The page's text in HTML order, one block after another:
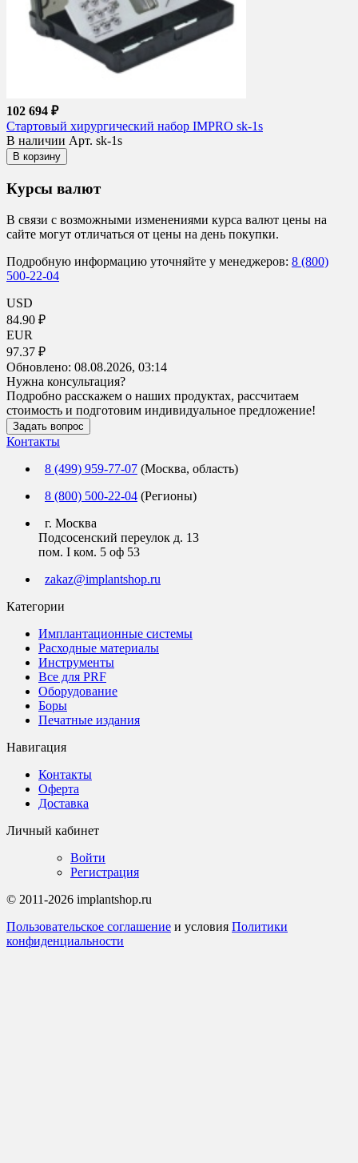
102 694 ₽
Стартовый хирургический набор IMPRO sk-1s
В наличии Арт. sk-1s
В корзину
Курсы валют
В связи с возможными изменениями курса валют цены на
сайте могут отличаться от цены на день покупки.
Подробную информацию уточняйте у менеджеров: 8 (800)
500-22-04
USD
84.90 ₽
EUR
97.37 ₽
Обновлено: 08.08.2026, 03:14
Нужна консультация?
Подробно расскажем о наших продуктах, рассчитаем
стоимость и подготовим индивидуальное предложение!
Задать вопрос
Контакты
8 (499) 959-77-07 (Москва, область)
8 (800) 500-22-04 (Регионы)
г. Москва
Подсосенский переулок д. 13
пом. I ком. 5 оф 53
zakaz@implantshop.ru
Категории
Имплантационные системы
Расходные материалы
Инструменты
Все для PRF
Оборудование
Боры
Печатные издания
Навигация
Контакты
Оферта
Доставка
Личный кабинет
Войти
Регистрация
© 2011-2026 implantshop.ru
Пользовательское соглашение и условия Политики
конфиденциальности